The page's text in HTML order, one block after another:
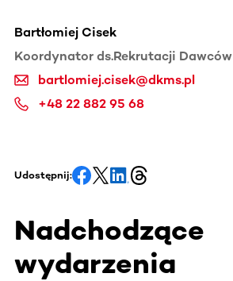
Bartłomiej Cisek
Koordynator ds.Rekrutacji Dawców
bartlomiej.cisek@dkms.pl
+48 22 882 95 68
Udostępnij:
Nadchodzące
wydarzenia